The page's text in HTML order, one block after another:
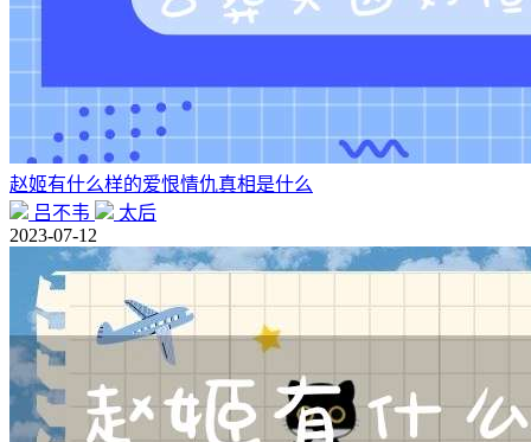
赵姬有什么样的爱恨情仇真相是什么
吕不韦
太后
2023-07-12